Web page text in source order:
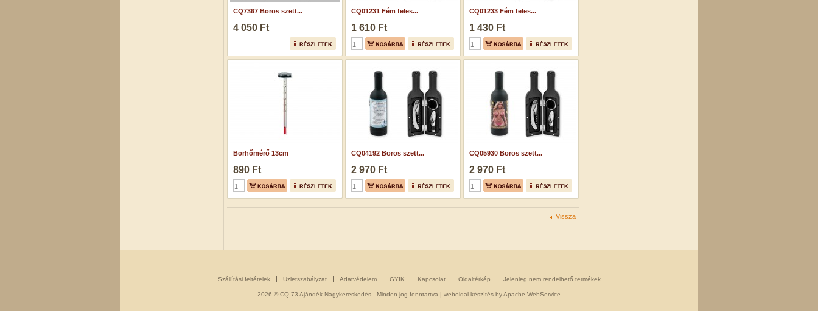
CQ7367 Boros szett...
4 050 Ft
CQ01231 Fém feles...
1 610 Ft
CQ01233 Fém feles...
1 430 Ft
Borhőmérő 13cm
890 Ft
CQ04192 Boros szett...
2 970 Ft
CQ05930 Boros szett...
2 970 Ft
Vissza
Szállítási feltételek Üzletszabályzat Adatvédelem GYIK Kapcsolat Oldaltérkép Jelenleg nem rendelhető termékek
2026 © CQ-73 Ajándék Nagykereskedés - Minden jog fenntartva | weboldal készítés by Apache WebService